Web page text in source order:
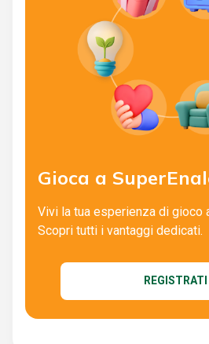
Gioca a
Vivi la tua esperienza di gioco
Scopri tutti i vantaggi dedicati.
REGISTRATI